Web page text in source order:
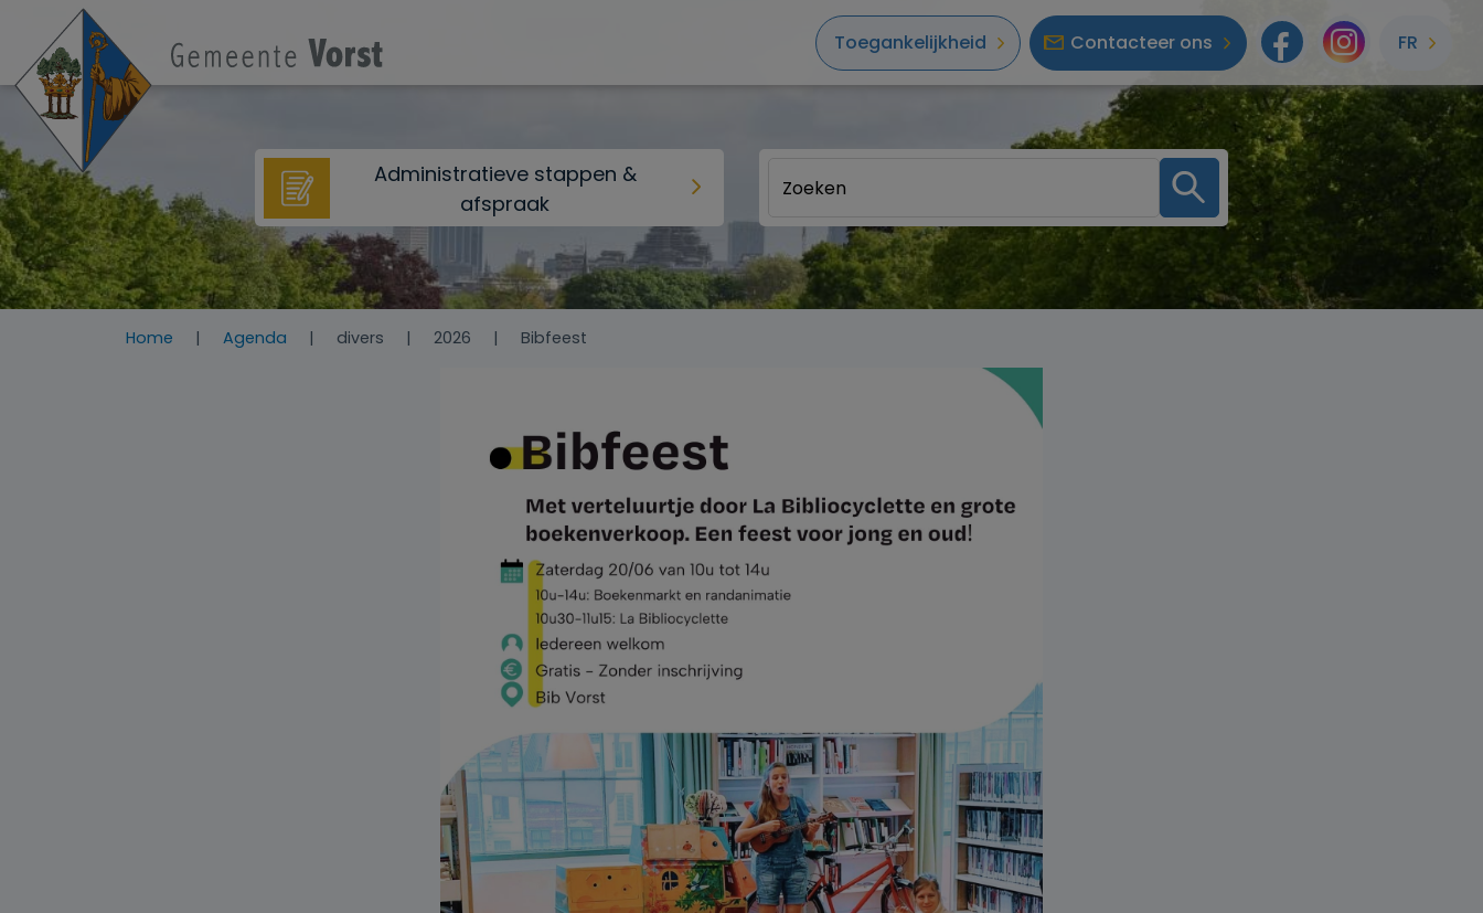
Overslaan en naar de inhoud gaan
Toegankelijkheid Contacteer ons Facebook
FR
Administratieve stappen &
afspraak
Home Agenda divers 2026 Bibfeest